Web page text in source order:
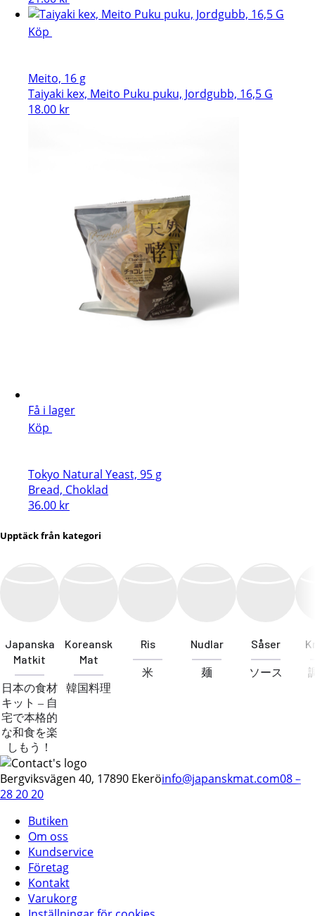
Köp
Meito, 16 g
Taiyaki kex, Meito Puku puku, Jordgubb, 16,5 G
18.00 kr
Få i lager
Köp
Tokyo Natural Yeast, 95 g
Bread, Choklad
36.00 kr
Upptäck från kategori
Japanska
Matkit
日本の食材
キット – 自
宅で本格的
な和食を楽
しもう！
Koreansk
Mat
韓国料理
Ris
米
Nudlar
麺
Såser
ソース
Bergviksvägen 40, 17890 Ekeröinfo@japanskmat.com08 –
28 20 20
Butiken
Om oss
Kundservice
Företag
Kontakt
Varukorg